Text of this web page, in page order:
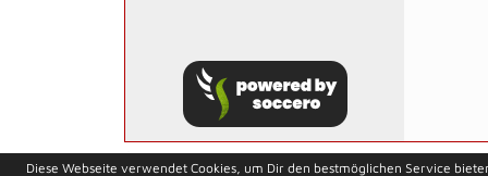
soccero.de
Diese Webseite verwendet Cookies, um Dir den bestmöglichen Service